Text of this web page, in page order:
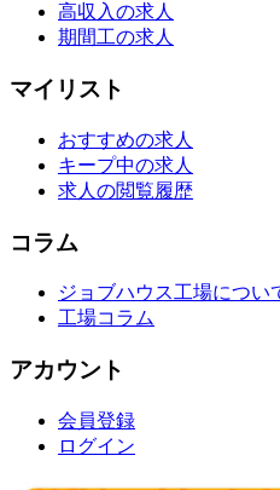
高収入の求人
期間工の求人
マイリスト
おすすめの求人
キープ中の求人
求人の閲覧履歴
コラム
ジョブハウス工場につい
工場コラム
アカウント
会員登録
ログイン